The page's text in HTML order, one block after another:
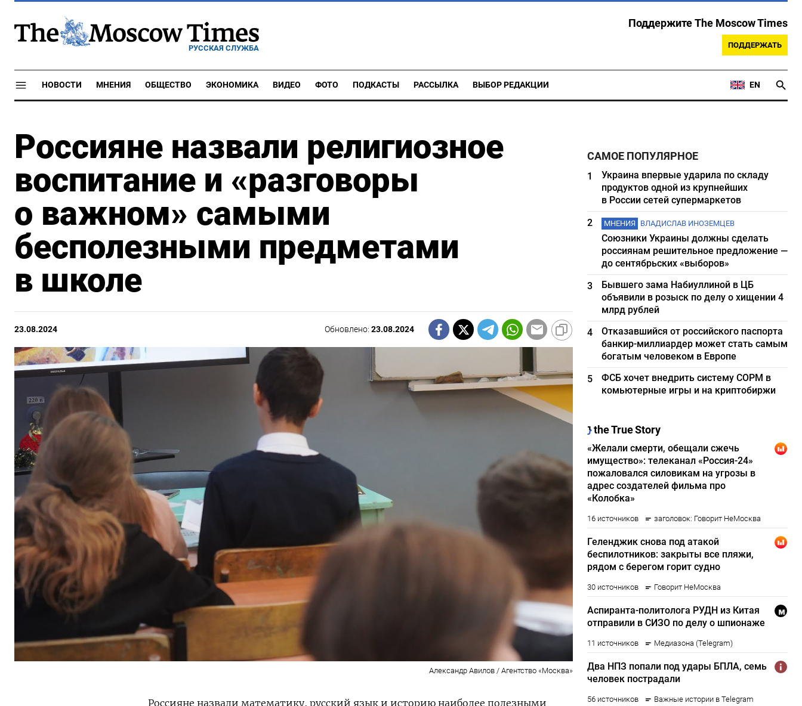
РУССКАЯ СЛУЖБА
Поддержите The Moscow Times
ПОДДЕРЖАТЬ
НОВОСТИ МНЕНИЯ ОБЩЕСТВО ЭКОНОМИКА ВИДЕО ФОТО ПОДКАСТЫ РАССЫЛКА ВЫБОР РЕДАКЦИИ EN
Россияне назвали религиозное
воспитание и «разговоры
о важном» самыми
бесполезными предметами
в школе
23.08.2024 Обновлено:23.08.2024
Александр Авилов / Агентство «Москва»
Россияне назвали математику, русский язык и историю наиболее полезными
САМОЕ ПОПУЛЯРНОЕ
1
Украина впервые ударила по складу
продуктов одной из крупнейших
в России сетей супермаркетов
2
МНЕНИЯ ВЛАДИСЛАВ ИНОЗЕМЦЕВ
Союзники Украины должны сделать
россиянам решительное предложение —
до сентябрьских «выборов»
3
Бывшего зама Набиуллиной в ЦБ
объявили в розыск по делу о хищении 4
млрд рублей
4
Отказавшийся от российского паспорта
банкир-миллиардер может стать самым
богатым человеком в Европе
5
ФСБ хочет внедрить систему СОРМ в
комьютерные игры и на криптобиржи